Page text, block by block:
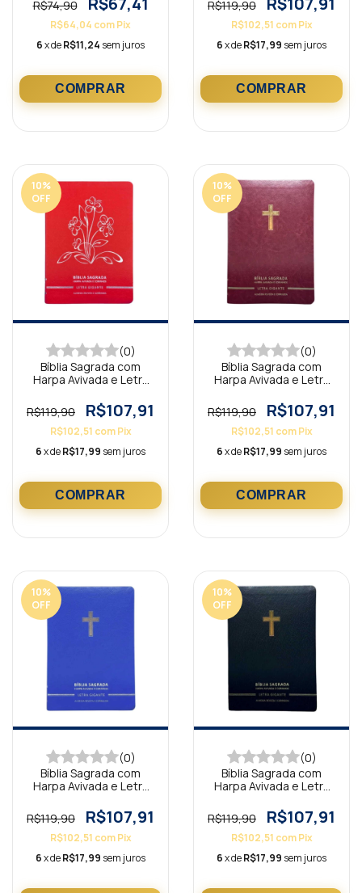
R$74,90
R$64,04 comPix
6x deR$11,24 sem juros
R$119,90
R$102,51 com Pix
6x deR$17,99 sem juros
10%
OFF
(0)
Bíblia Sagrada com
Harpa Avivada e Letra
Flores Vermelho
R$119,90 R$107,91
R$102,51 com Pix
6x deR$17,99 sem juros
10%
OFF
(0)
Bíblia Sagrada com
Harpa Avivada e Letra
Cruz Bordô
R$119,90 R$107,91
R$102,51 com Pix
6x deR$17,99 sem juros
10%
OFF
(0)
Bíblia Sagrada com
Harpa Avivada e Letra
Cruz Azul
R$119,90 R$107,91
R$102,51 com Pix
6x deR$17,99 sem juros
10%
OFF
(0)
Bíblia Sagrada com
Harpa Avivada e Letra
Cruz Preta
R$119,90 R$107,91
R$102,51 com Pix
6x deR$17,99 sem juros